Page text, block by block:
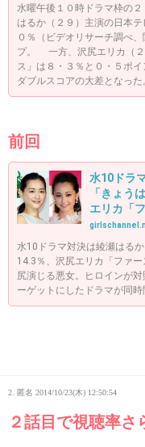
水曜午後１０時ドラマ枠の
はるか（２９）主演の日本
０％（ビデオリサーチ調べ
プ。 一方、沢尻エリカ（２
ス」は８・３％と０・５ポ
ダブルスコアの大差となった
前回
水10ドラ
「きょう
エリカ「
水10ドラマ対決は綾瀬はる
14.3％、沢尻エリカ「ファ
尻演じる悪女。ヒロインが
ーゲットにしたドラマが同時
2. 匿名 2014/10/23(木) 12:50:54
２話目で視聴率